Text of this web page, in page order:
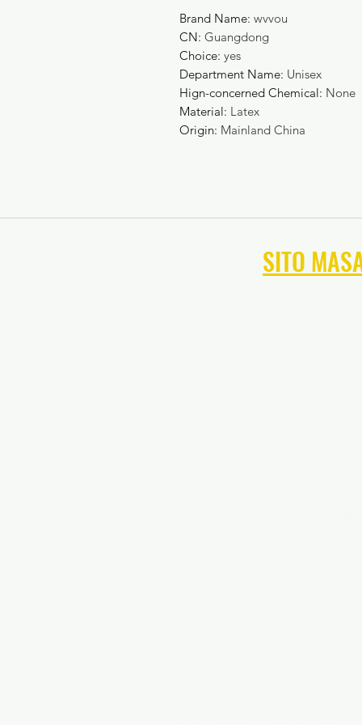
Brand Name: wvvou
CN: Guangdong
Choice: yes
Department Name: Unisex
Hign-concerned Chemical: None
Material: Latex
Origin: Mainland China
SITO